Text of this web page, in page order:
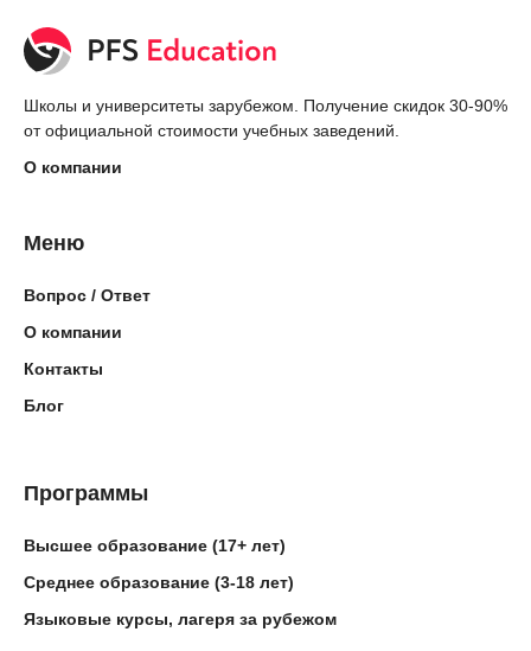
Школы и университеты зарубежом. Получение скидок 30-90%
от официальной стоимости учебных заведений.
О компании
Меню
Вопрос / Ответ
О компании
Контакты
Блог
Программы
Высшее образование (17+ лет)
Среднее образование (3-18 лет)
Языковые курсы, лагеря за рубежом